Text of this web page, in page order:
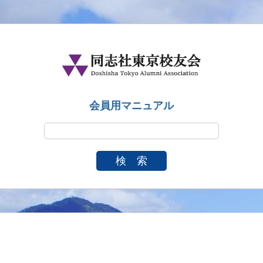
会員用マニュアル
検 索